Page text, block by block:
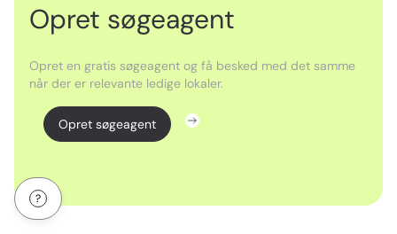
Opret søgeagent
Opret en gratis søgeagent og få besked med det samme
når der er relevante ledige lokaler.
Opret søgeagent